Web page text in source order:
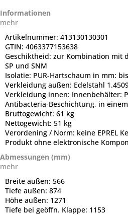
Informationen
mehr
Artikelnummer: 413130130301
GTIN: 4063377153638
Geschiktheid: zur Kombination mit
SP und SNM
Isolatie: PUR-Hartschaum in mm:
Verkleidung außen: Edelstahl
Verkleidung innen: Innenbehälter:
Antibacteria-Beschichtung, in
Bruttogewicht: 61 kg
Nettogewicht: 51 kg
Verordening / Norm: keine EPREL
Produkt ohne elektronische
Abmessungen (mm)
mehr
Breite außen: 566
Tiefe außen: 874
Höhe außen: 1271
Tiefe bei geöffn. Klappe: 1153